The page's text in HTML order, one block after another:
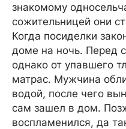
знакомому
сожительницей они
Когда посиделки
доме на ночь. Перед
однако от упавшего
матрас. Мужчина
водой, после чего
сам зашел в дом.
воспламенился, да